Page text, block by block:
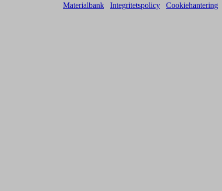
Materialbank Integritetspolicy Cookiehantering